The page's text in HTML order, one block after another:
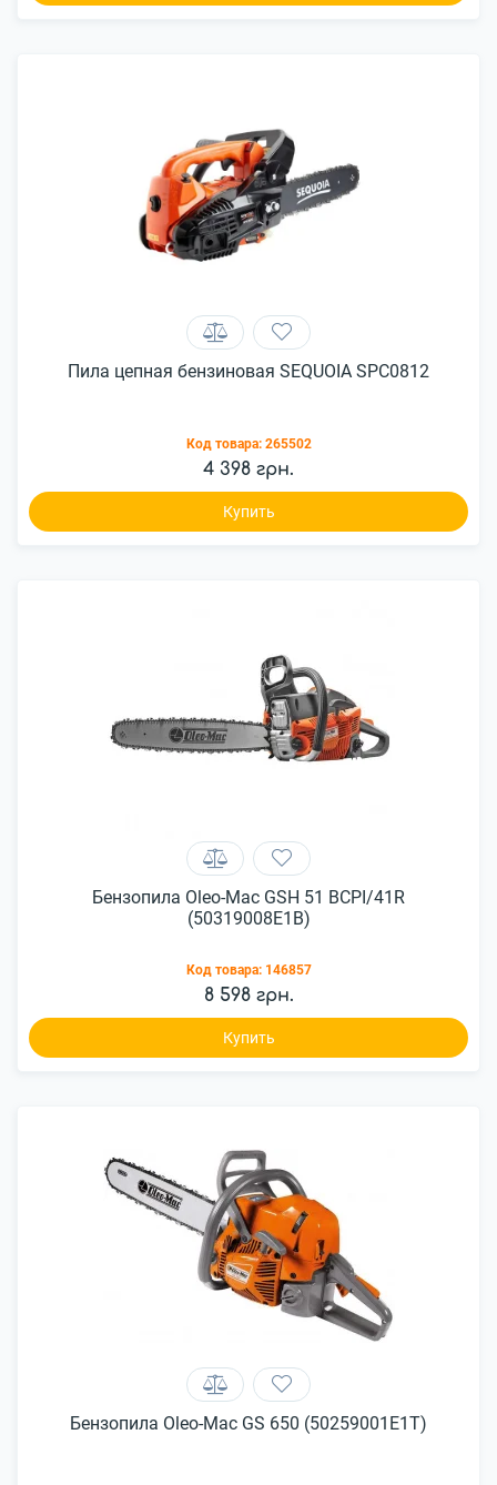
Пила цепная бензиновая SEQUOIA SPC0812
Код товара: 265502
4 398 грн.
Купить
Бензопила Oleo-Mac GSH 51 BCPI/41R
(50319008E1B)
Код товара: 146857
8 598 грн.
Купить
Бензопила Oleo-Mac GS 650 (50259001E1T)